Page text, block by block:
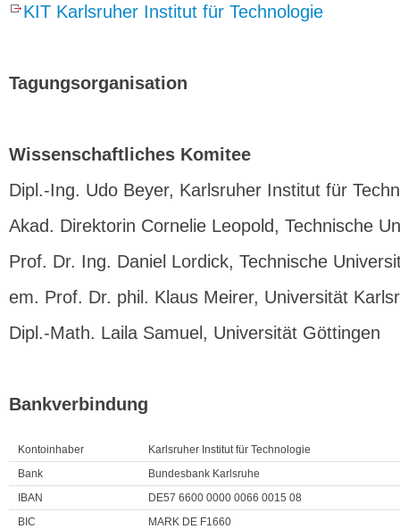
KIT Karlsruher Institut für Technologie
Tagungsorganisation
Wissenschaftliches Komitee
Dipl.-Ing. Udo Beyer, Karlsruher Institut für
Akad. Direktorin Cornelie Leopold, Technische
Prof. Dr. Ing. Daniel Lordick, Technische
em. Prof. Dr. phil. Klaus Meirer, Universität
Dipl.-Math. Laila Samuel, Universität Göttingen
Bankverbindung
Kontoinhaber
Karlsruher Institut für Technologie
Bank
Bundesbank Karlsruhe
IBAN
DE57 6600 0000 0066 0015 08
BIC
MARK DE F1660